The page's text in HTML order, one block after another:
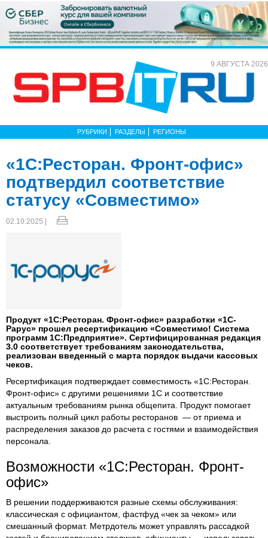
9 АВГУСТА 2026
РУБРИКИ РАЗДЕЛЫ РЕГИОНЫ
«1С:Ресторан. Фронт-офис»
подтвердил соответствие
статусу «Совместимо»
02.10.2025 |
Продукт «1С:Ресторан. Фронт-офис» разработки «1С-
Рарус» прошел ресертификацию «Совместимо! Система
программ 1С:Предприятие». Сертифицированная редакция
3.0 соответствует требованиям законодательства,
реализован введенный с марта порядок выдачи кассовых
чеков.
Ресертификация подтверждает совместимость «1С:Ресторан.
Фронт-офис» с другими решениями 1С и соответствие
актуальным требованиям рынка общепита. Продукт помогает
выстроить полный цикл работы ресторанов — от приема и
распределения заказов до расчета с гостями и взаимодействия
персонала.
Возможности «1С:Ресторан. Фронт-
офис»
В решении поддерживаются разные схемы обслуживания:
классическая с официантом, фастфуд «чек за чеком» или
смешанный формат. Метрдотель может управлять рассадкой